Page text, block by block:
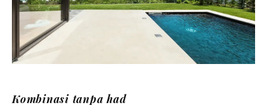
Kombinasi tanpa had